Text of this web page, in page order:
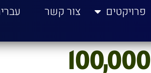
פרויקטים צור קשר
100,000